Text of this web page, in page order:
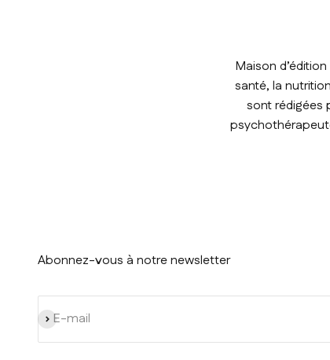
Maison
santé, la
sont rédigées
Abonnez-vous à notre newsletter
E-mail
S'inscrire